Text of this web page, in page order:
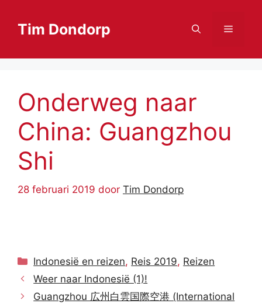
naarTim Dondorp Menu
Onderweg naar
China: Guangzhou
Shi
28 februari 2019 door Tim Dondorp
Categorieën
Indonesië en reizen, Reis 2019, Reizen
Weer naar Indonesië (1)!
Guangzhou 広州白雲国際空港 (International